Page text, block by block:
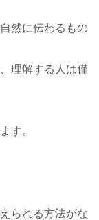
然に伝わるもの
理解する人は僅
す。
られる方法がな